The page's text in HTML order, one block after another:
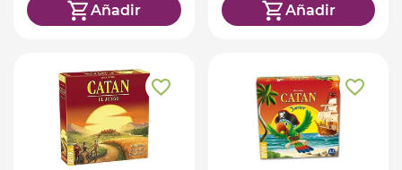
Añadir Añadir